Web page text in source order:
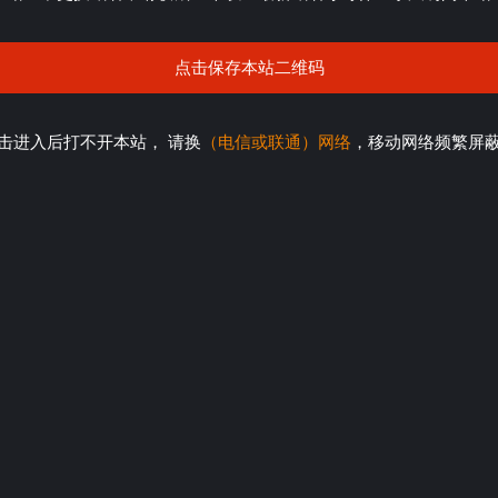
点击保存本站二维码
进入后打不开本站， 请换 （电信或联通）网络 ，移动网络频繁屏